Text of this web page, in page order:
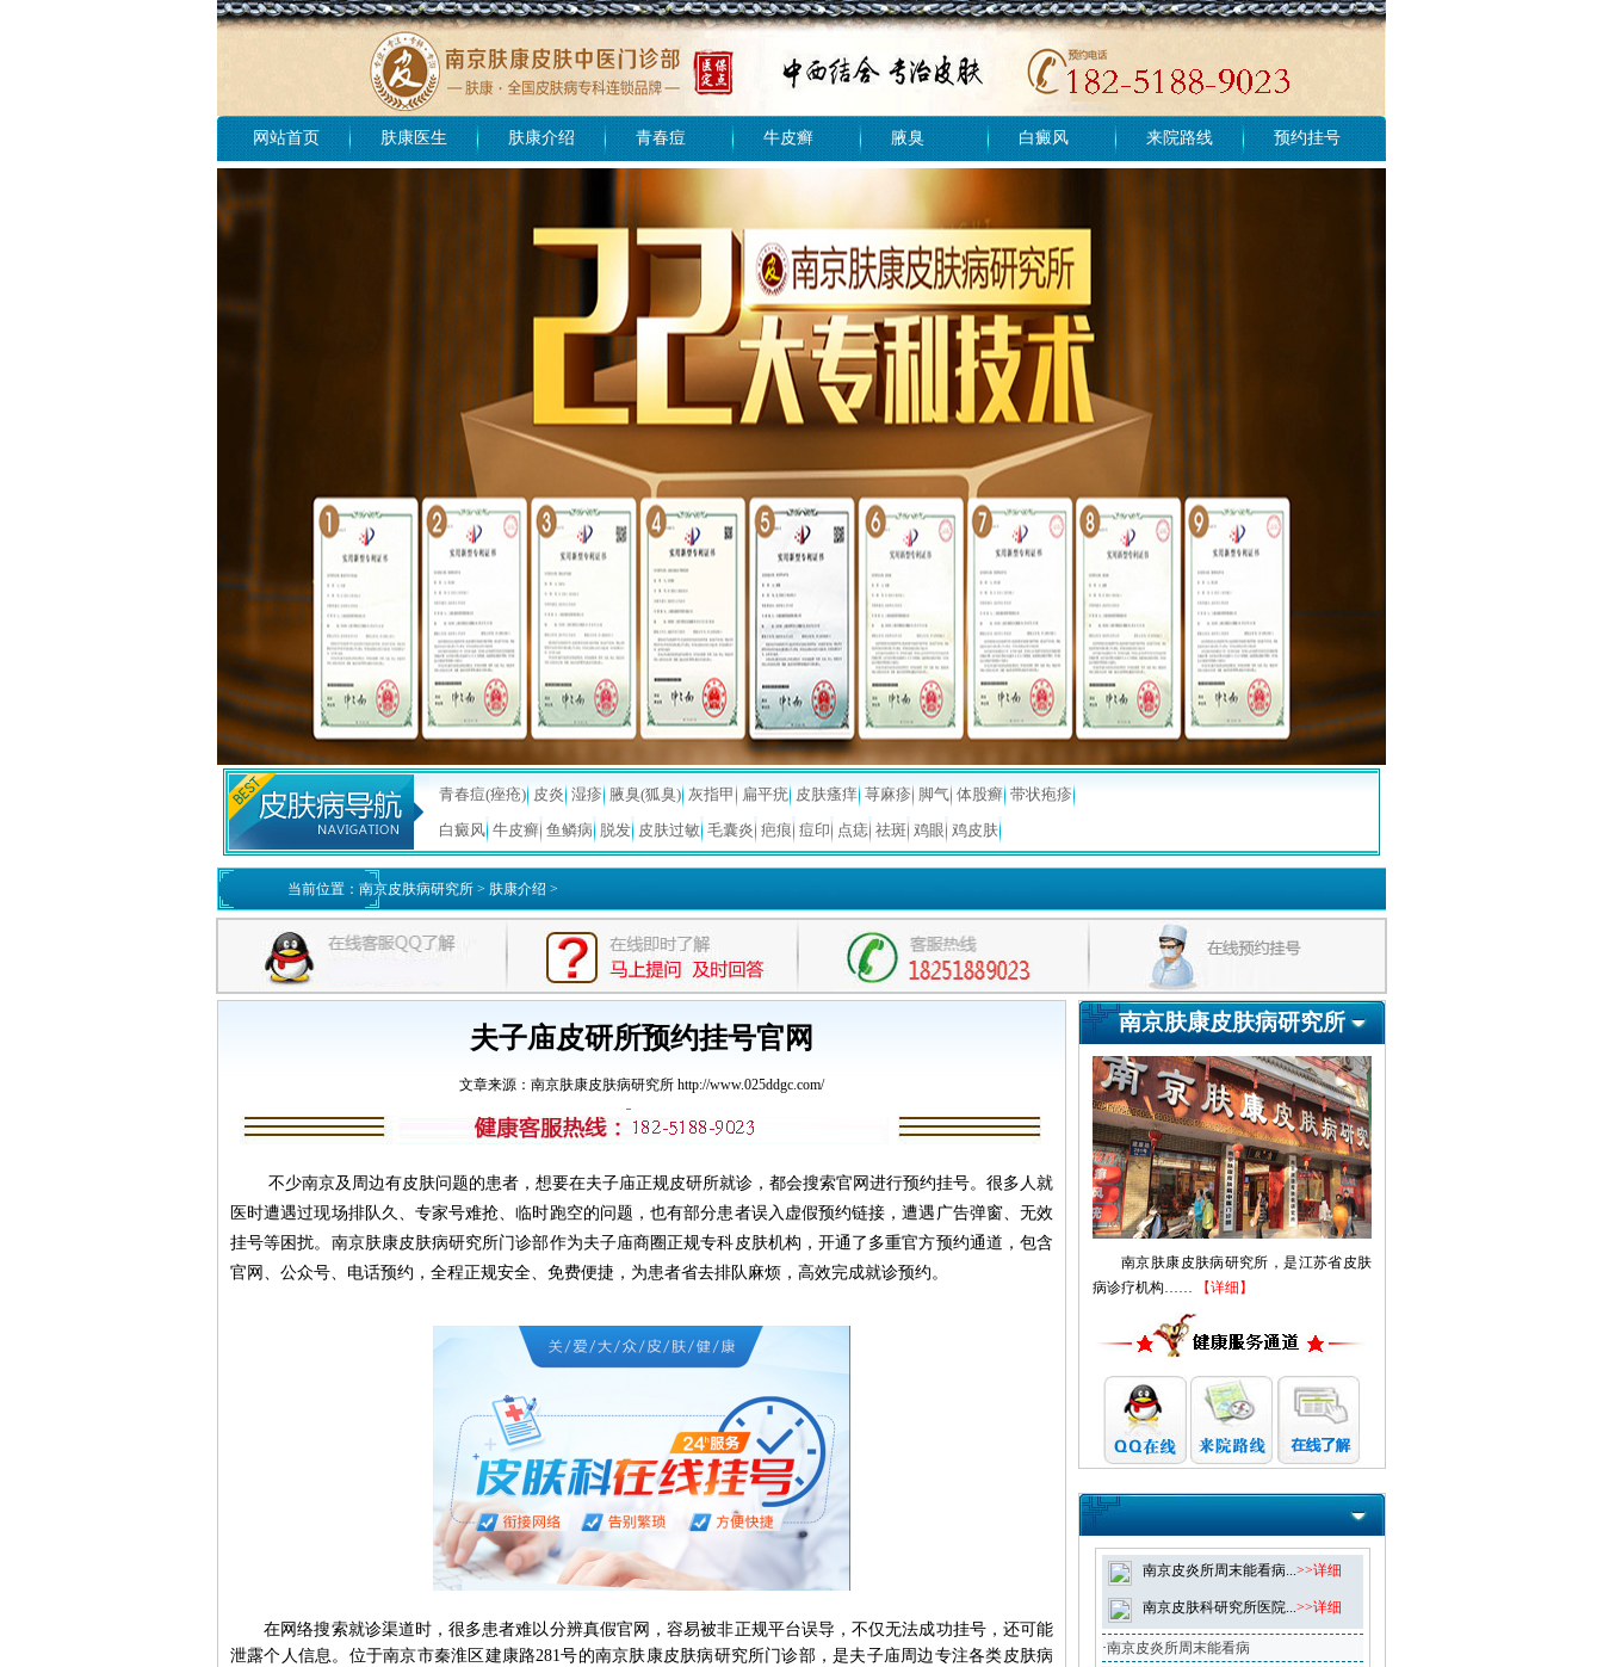
网站首页 肤康医生 肤康介绍 青春痘 牛皮癣 腋臭 白癜风 来院路线 预约挂号
青春痘(痤疮) 皮炎 湿疹 腋臭(狐臭) 灰指甲 扁平疣 皮肤瘙痒 荨麻疹 脚气 体股癣 带状疱疹
白癜风 牛皮癣 鱼鳞病 脱发 皮肤过敏 毛囊炎 疤痕 痘印 点痣 祛斑 鸡眼 鸡皮肤
当前位置： 南京皮肤病研究所 > 肤康介绍 >
夫子庙皮研所预约挂号官网
文章来源：南京肤康皮肤病研究所 http://www.025ddgc.com/
不少南京及周边有皮肤问题的患者，想要在夫子庙正规皮研所就诊，都会搜索官网进行预约挂号。很多人就
医时遭遇过现场排队久、专家号难抢、临时跑空的问题，也有部分患者误入虚假预约链接，遭遇广告弹窗、无效
挂号等困扰。南京肤康皮肤病研究所门诊部作为夫子庙商圈正规专科皮肤机构，开通了多重官方预约通道，包含
官网、公众号、电话预约，全程正规安全、免费便捷，为患者省去排队麻烦，高效完成就诊预约。
在网络搜索就诊渠道时，很多患者难以分辨真假官网，容易被非正规平台误导，不仅无法成功挂号，还可能
泄露个人信息。位于南京市秦淮区建康路281号的南京肤康皮肤病研究所门诊部，是夫子庙周边专注各类皮肤病
南京肤康皮肤病研究所
南京肤康皮肤病研究所，是江苏省皮肤
病诊疗机构……
【详细】
南京皮炎所周末能看病...>>详细
南京皮肤科研究所医院...>>详细
·南京皮炎所周末能看病